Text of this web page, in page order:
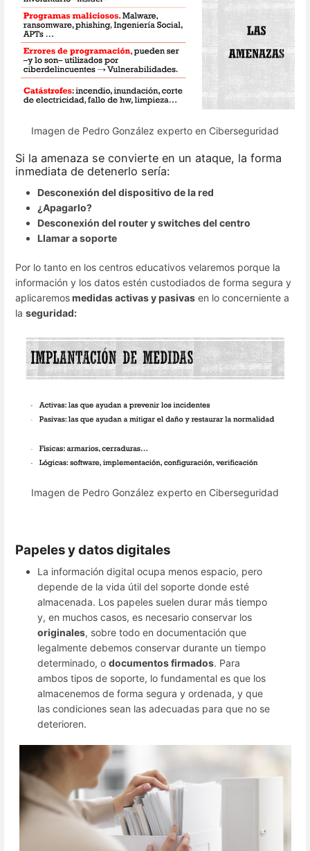
Imagen de Pedro González experto en Ciberseguridad
Si la amenaza se convierte en un ataque, la forma
inmediata de detenerlo sería:
Desconexión del dispositivo de la red
¿Apagarlo?
Desconexión del router y switches del centro
Llamar a soporte
Por lo tanto en los centros educativos velaremos porque la
información y los datos estén custodiados de forma segura y
aplicaremosmedidas activas y pasivas en lo concerniente a
la seguridad:
Imagen de Pedro González experto en Ciberseguridad
Papeles y datos digitales
La información digital ocupa menos espacio, pero
depende de la vida útil del soporte donde esté
almacenada. Los papeles suelen durar más tiempo
y, en muchos casos, es necesario conservar los
originales, sobre todo en documentación que
legalmente debemos conservar durante un tiempo
determinado, o documentos firmados. Para
ambos tipos de soporte, lo fundamental es que los
almacenemos de forma segura y ordenada, y que
las condiciones sean las adecuadas para que no se
deterioren.